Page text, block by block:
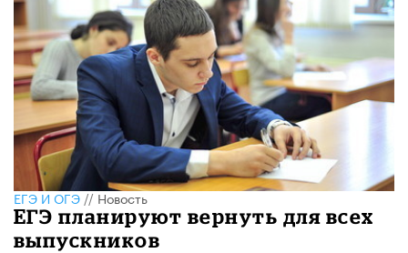
ЕГЭ И ОГЭ//Новость
ЕГЭ планируют вернуть для всех
выпускников